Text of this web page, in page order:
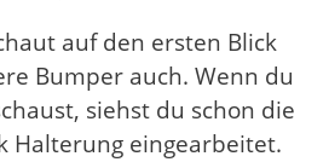
auf den ersten Blick
Bumper auch. Wenn du
siehst du schon die
Halterung eingearbeitet.